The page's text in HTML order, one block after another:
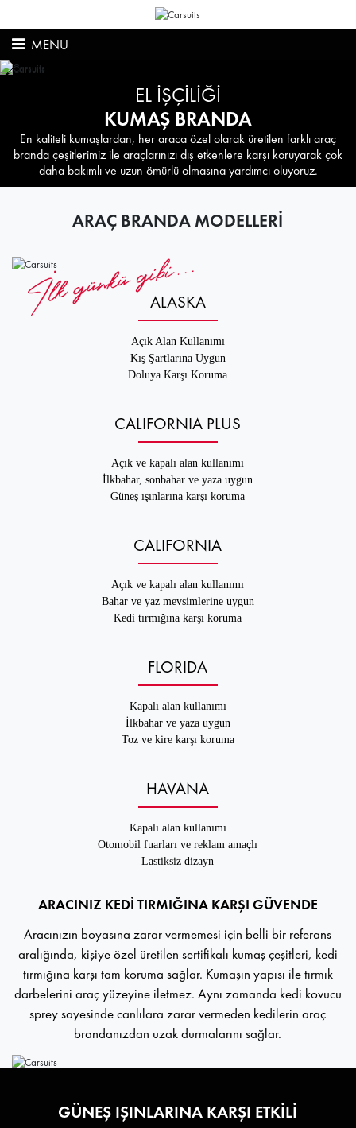
MENU
EL İŞÇİLİĞİ
KUMAŞ BRANDA
En kaliteli kumaşlardan, her araca özel olarak üretilen farklı araç
branda çeşitlerimiz ile araçlarınızı dış etkenlere karşı koruyarak çok
daha bakımlı ve uzun ömürlü olmasına yardımcı oluyoruz.
ALASKA
Açık Alan Kullanımı
Kış Şartlarına Uygun
Doluya Karşı Koruma
ARAÇ BRANDA MODELLERİ
CALIFORNIA PLUS
Açık ve kapalı alan kullanımı
İlkbahar, sonbahar ve yaza uygun
Güneş ışınlarına karşı koruma
CALIFORNIA
Açık ve kapalı alan kullanımı
Bahar ve yaz mevsimlerine uygun
Kedi tırmığına karşı koruma
FLORIDA
Kapalı alan kullanımı
İlkbahar ve yaza uygun
Toz ve kire karşı koruma
HAVANA
Kapalı alan kullanımı
Otomobil fuarları ve reklam amaçlı
Lastiksiz dizayn
ARACINIZ KEDİ TIRMIĞINA KARŞI GÜVENDE
Aracınızın boyasına zarar vermemesi için belli bir referans
aralığında, kişiye özel üretilen sertifikalı kumaş çeşitleri, kedi
tırmığına karşı tam koruma sağlar. Kumaşın yapısı ile tırmık
darbelerini araç yüzeyine iletmez. Aynı zamanda kedi kovucu
sprey sayesinde canlılara zarar vermeden kedilerin araç
brandanızdan uzak durmalarını sağlar.
GÜNEŞ IŞINLARINA KARŞI ETKİLİ